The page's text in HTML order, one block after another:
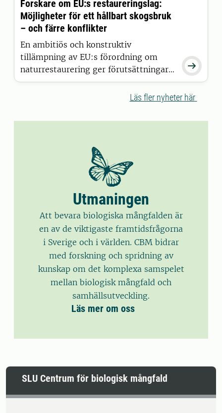

Forskare om EU:s restaureringslag:
Möjligheter för ett hållbart skogsbruk
– och färre konflikter
En ambitiös och konstruktiv
tillämpning av EU:s förordning om
naturrestaurering ger förutsättningar
för att anpassa skogsbruket för
framtiden, enligt forskare vid SLU. En
fortsatta oklarheter, konflikter och
Läs fler nyheter här
Utmaningen
Att bevara biologiska mångfalden är
en av de viktigaste framtidsfrågorna
i Sverige och i världen. CBM bidrar
med forskning och spridning av
kunskap om det komplexa samspelet
mellan biologisk mångfald och
samhällsutveckling.
Läs mer om oss
SLU Centrum för biologisk mångfald